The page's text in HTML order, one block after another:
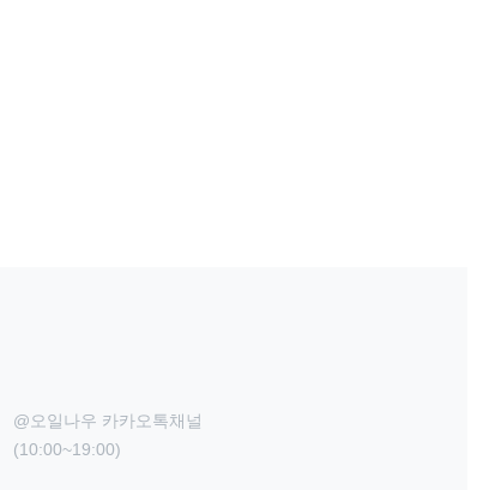
@오일나우 카카오톡채널
(10:00~19:00)